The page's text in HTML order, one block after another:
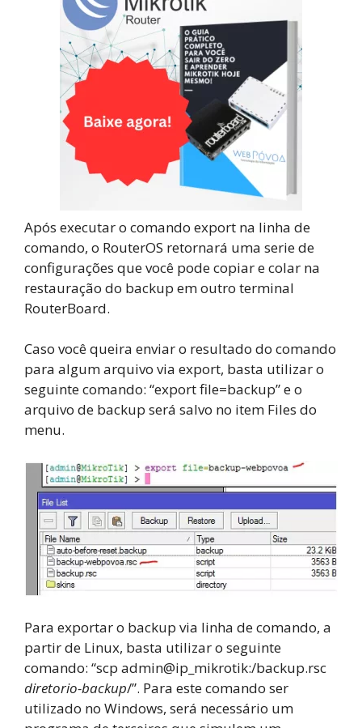
Após executar o comando export na linha de
comando, o RouterOS retornará uma serie de
configurações que você pode copiar e colar na
restauração do backup em outro terminal
RouterBoard.
Caso você queira enviar o resultado do comando
para algum arquivo via export, basta utilizar o
seguinte comando: “export file=backup” e o
arquivo de backup será salvo no item Files do
menu.
Para exportar o backup via linha de comando, a
partir de Linux, basta utilizar o seguinte
comando: “scp admin@ip_mikrotik:/backup.rsc
diretorio-backup/”. Para este comando ser
utilizado no Windows, será necessário um